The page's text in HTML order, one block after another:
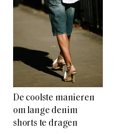
De coolste manieren
om lange denim
shorts te dragen